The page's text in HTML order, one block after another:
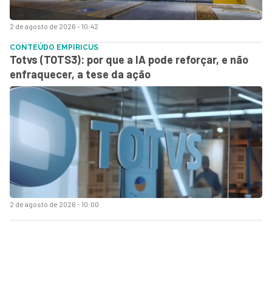
2 de agosto de 2026 - 10:42
2 de agosto de 2026 - 10:00
CONTEÚDO EMPIRICUS
Totvs (TOTS3): por que a IA pode reforçar, e não
enfraquecer, a tese da ação